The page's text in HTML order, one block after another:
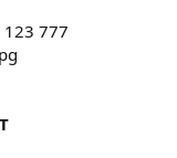
123 777